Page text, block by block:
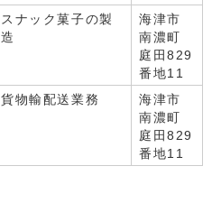
スナック菓子の製
造
海津市
南濃町
庭田829
番地11
貨物輸配送業務
海津市
南濃町
庭田829
番地11